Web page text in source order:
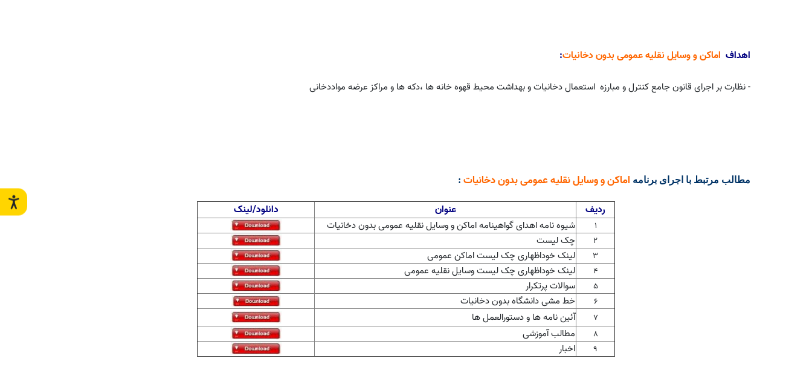
اهداف اماکن و وسایل نقلیه عمومی بدون دخانیات:
- نظارت بر اجرای قانون جامع کنترل و مبارزه استعمال دخانیات و بهداشت محیط قهوه خانه ها ،دکه ها و مراکز عرضه مواددخانی
مطالب مرتبط با اجرای برنامه اماکن و وسایل نقلیه عمومی بدون دخانیات :
ردیف عنوان دانلود/لینک
1 شیوه نامه اهدای گواهینامه اماکن و وسایل نقلیه عمومی بدون دخانیات
2 چک لیست
3 لینک خوداظهاری چک لیست اماکن عمومی
4 لینک خوداظهاری چک لیست وسایل نقلیه عمومی
5 سوالات پرتکرار
6 خط مشی دانشگاه بدون دخانیات
7 آئین نامه ها و دستورالعمل ها
8 مطالب آموزشی
9 اخبار